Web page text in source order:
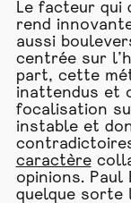
Le facteur qui
rend
aussi
centrée sur
part, cette
inattendus et
focalisation
instable et
caractère
opinions. Paul
quelque sorte